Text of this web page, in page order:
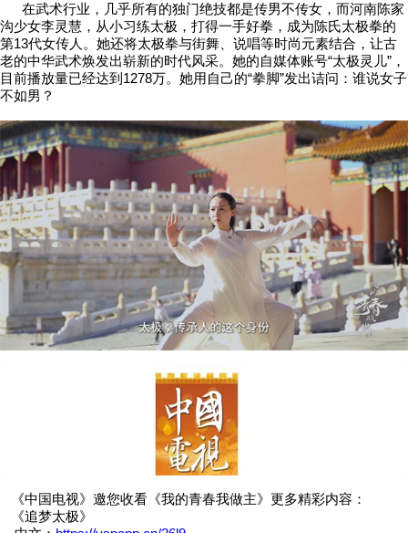
在武术行业，几乎所有的独门绝技都是传男不传女，而河南陈家
沟少女李灵慧，从小习练太极，打得一手好拳，成为陈氏太极拳的
第13代女传人。她还将太极拳与街舞、说唱等时尚元素结合，让古
老的中华武术焕发出崭新的时代风采。她的自媒体账号“太极灵儿”，
目前播放量已经达到1278万。她用自己的“拳脚”发出诘问：谁说女子
不如男？
《中国电视》邀您收看《我的青春我做主》更多精彩内容：
《追梦太极》